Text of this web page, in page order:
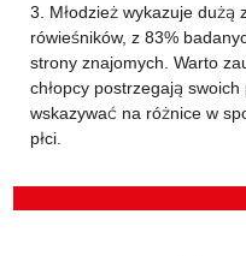
3. Młodzież wykazuje dużą
rówieśników, z 83%
strony znajomych. Warto
chłopcy postrzegają
wskazywać na różnice w
płci.